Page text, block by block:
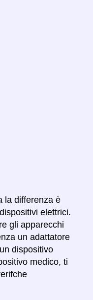
la differenza è
elettrici.
gli apparecchi
un adattatore
dispositivo
medico, ti